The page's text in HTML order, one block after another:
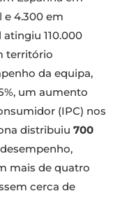
e 4.300 em
110.000
território
da equipa,
um aumento
(IPC) nos
distribuiu 700
mais de quatro
cerca de